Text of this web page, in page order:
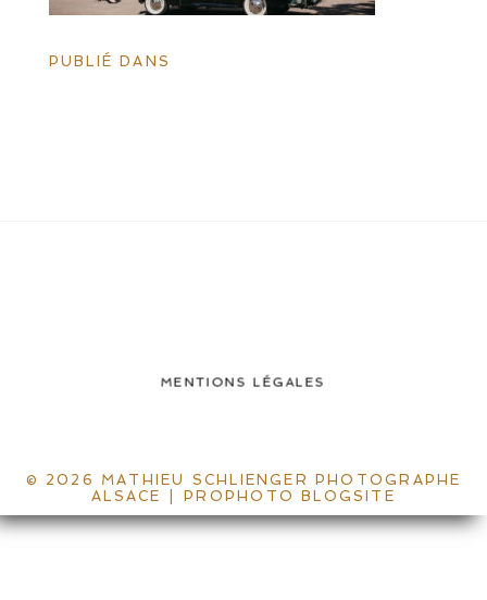
PUBLIÉ DANS
MENTIONS LÉGALES
© 2026 MATHIEU SCHLIENGER PHOTOGRAPHE
ALSACE
PROPHOTO BLOGSITE